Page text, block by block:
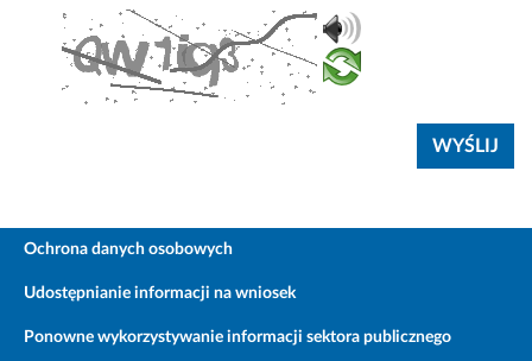
Ochrona danych osobowych
Udostępnianie informacji na wniosek
Ponowne wykorzystywanie informacji sektora publicznego